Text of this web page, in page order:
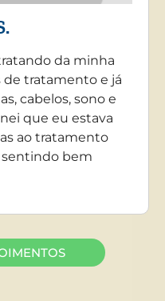
da minha
de tratamento e já
cabelos, sono e
que eu estava
ao tratamento
sentindo bem